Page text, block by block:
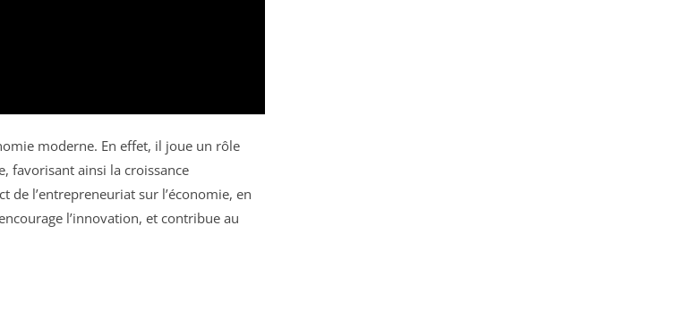
moderne. En effet, il joue un rôle
favorisant ainsi la croissance
de l’entrepreneuriat sur l’économie, en
l’innovation, et contribue au